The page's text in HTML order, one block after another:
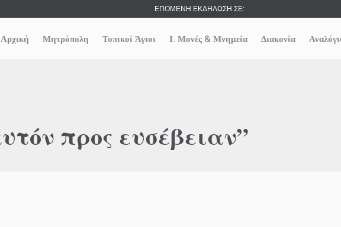
ΕΠΟΜΕΝΗ ΕΚΔΗΛΩΣΗ ΣΕ:
Αρχική Μητρόπολη Τοπικοί Άγιοι Ι. Μονές & Μνημεία Διακονία
προς ευσέβειαν”